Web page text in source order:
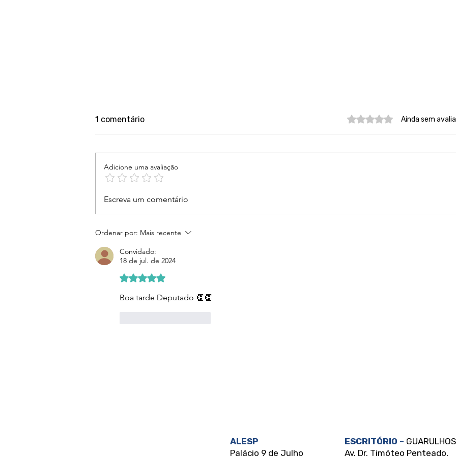
depois
entrega resultado
1 comentário Avaliado com 0 de 5
Ainda sem
Adicione uma avaliação
Escreva um comentário
Ordenar por: Mais recente
Convidado:
18 de jul. de 2024
Avaliado com 5 de 5 estrelas.
Boa tarde Deputado 👏👏
ALESP
Palácio 9 de Julho
ESCRITÓRIO – GUARULHOS
Av. Dr. Timóteo Penteado,